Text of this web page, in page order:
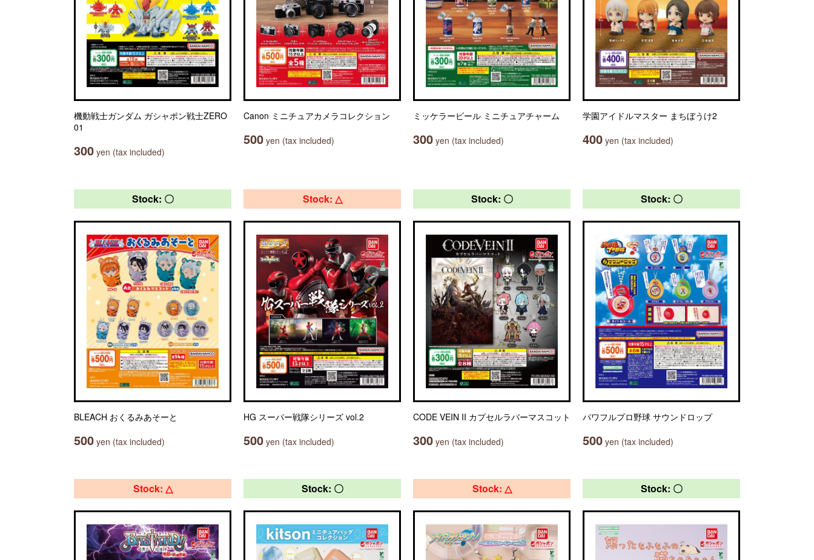
機動戦士ガンダム ガシャポン戦士ZERO
01
300 yen (tax included)
Canon ミニチュアカメラコレクション
500 yen (tax included)
ミッケラービール ミニチュアチャーム
300 yen (tax included)
学園アイドルマスター まちぼうけ2
400 yen (tax included)
Stock: 〇
BLEACH おくるみあそーと
500 yen (tax included)
Stock: △
HG スーパー戦隊シリーズ vol.2
500 yen (tax included)
Stock: 〇
CODE VEIN II カプセルラバーマスコット
300 yen (tax included)
Stock: 〇
パワフルプロ野球 サウンドロップ
500 yen (tax included)
Stock: △ Stock: 〇 Stock: △ Stock: 〇